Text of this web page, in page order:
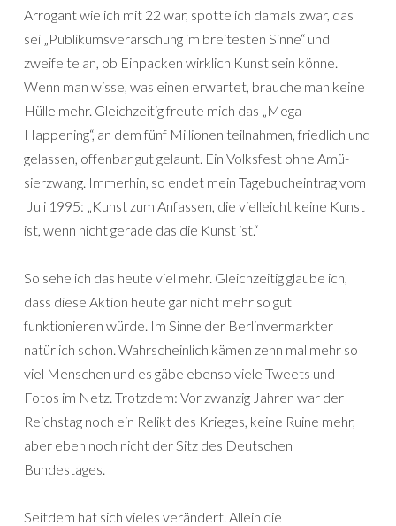
Arrogant wie ich mit 22 war, spotte ich damals zwar, das
sei „Publikumsverarschung im breitesten Sinne“ und
zweifelte an, ob Einpacken wirklich Kunst sein könne.
Wenn man wisse, was einen erwartet, brauche man keine
Hülle mehr. Gleichzeitig freute mich das „Mega-
Happening“, an dem fünf Millio­nen teilnahmen, friedlich und
gelassen, offenbar gut gelaunt. Ein Volksfest ohne Amü­
sierzwang. Immerhin, so endet mein Tagebucheintrag vom
Juli 1995: „Kunst zum Anfassen, die vielleicht keine Kunst
ist, wenn nicht gerade das die Kunst ist.“
So sehe ich das heute viel mehr. Gleichzeitig glaube ich,
dass diese Aktion heute gar nicht mehr so gut
funktionieren würde. Im Sinne der Berlinvermarkter
natürlich schon. Wahrscheinlich kämen zehn mal mehr so
viel Menschen und es gäbe ebenso viele Tweets und
Fotos im Netz. Trotzdem: Vor zwanzig Jahren war der
Reichstag noch ein Relikt des Krieges, keine Ruine mehr,
aber eben noch nicht der Sitz des Deutschen
Bundestages.
Seitdem hat sich vieles verändert. Allein die